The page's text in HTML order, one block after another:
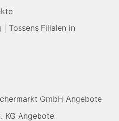
Tossens Filialen in
GmbH Angebote
KG Angebote